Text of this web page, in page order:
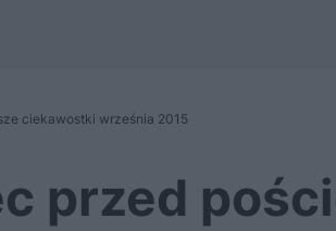
ciekawostki września 2015
przed